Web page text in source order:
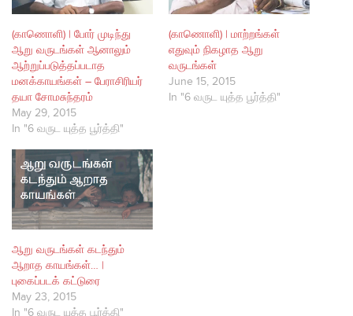
(காணொளி) | போர் முடிந்து
ஆறு வருடங்கள் ஆனாலும்
ஆற்றுப்படுத்தப்படாத
மனக்காயங்கள் – பேராசிரியர்
தயா சோமசுந்தரம்
May 29, 2015
In "6 வருட யுத்த பூர்த்தி"
(காணொளி) | மாற்றங்கள்
எதுவும் நிகழாத ஆறு
வருடங்கள்
June 15, 2015
In "6 வருட யுத்த பூர்த்தி"
ஆறு வருடங்கள் கடந்தும்
ஆறாத காயங்கள்… |
புகைப்படக் கட்டுரை
May 23, 2015
In "6 வருட யுத்த பூர்த்தி"